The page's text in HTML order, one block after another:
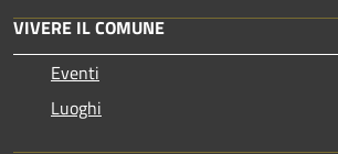
VIVERE IL COMUNE
Eventi
Luoghi